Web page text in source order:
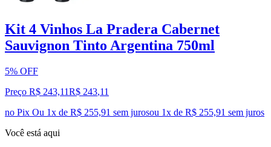
Kit 4 Vinhos La Pradera Cabernet
Sauvignon Tinto Argentina 750ml
5% OFF
Preço R$ 243,11R$ 243,11
no Pix Ou 1x de R$ 255,91 sem jurosou 1x de R$ 255,91 sem juros
Você está aqui